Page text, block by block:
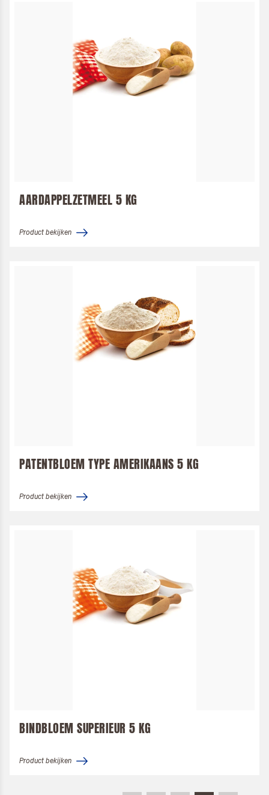
AARDAPPELZETMEEL 5 KG
Product bekijken
PATENTBLOEM TYPE AMERIKAANS 5 KG
Product bekijken
BINDBLOEM SUPERIEUR 5 KG
Product bekijken